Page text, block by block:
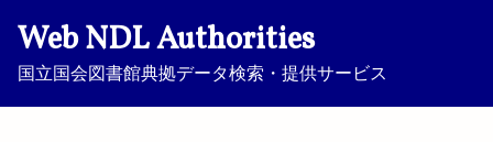
Web NDL Authorities
国立国会図書館典拠データ検索・提供サービス